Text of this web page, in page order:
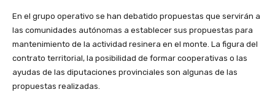
En el grupo operativo se han debatido propuestas que servirán a
las comunidades autónomas a establecer sus propuestas para
mantenimiento de la actividad resinera en el monte. La figura del
contrato territorial, la posibilidad de formar cooperativas o las
ayudas de las diputaciones provinciales son algunas de las
propuestas realizadas.